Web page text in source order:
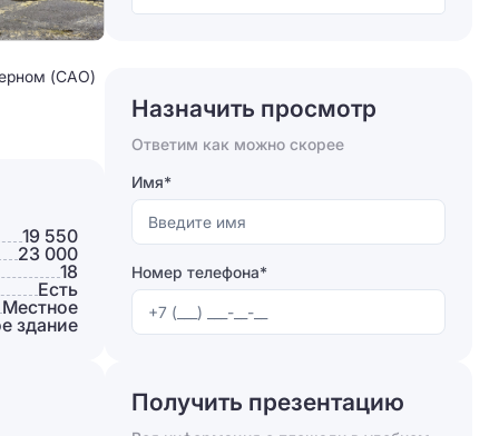
(САО)
19 550
23 000
18
Есть
Местное
здание
Назначить просмотр
Ответим как можно скорее
Имя*
Номер телефона*
Получить презентацию